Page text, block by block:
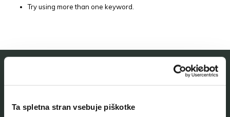
Ta spletna stran vsebuje piškotke
Try using more than one keyword.
O muzeju